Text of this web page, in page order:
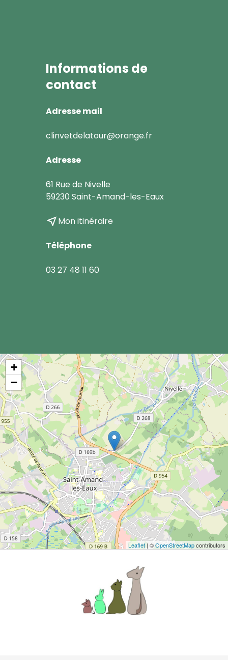
Informations de
contact
Adresse mail
clinvetdelatour@orange.fr
Adresse
61 Rue de Nivelle
59230 Saint-Amand-les-Eaux
near_meMon itinéraire
Téléphone
03 27 48 11 60
+
−
Leaflet | ©OpenStreetMapcontributors